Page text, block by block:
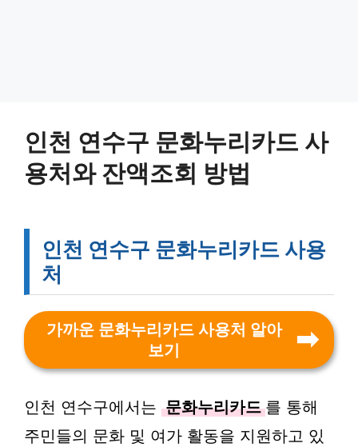
인천 연수구 문화누리카드 사
용처와 잔액조회 방법
인천 연수구 문화누리카드 사용
처
가까운 문화누리카드 사용처 알아
보기
인천 연수구에서는 문화누리카드 를 통해
주민들의 문화 및 여가 활동을 지원하고 있